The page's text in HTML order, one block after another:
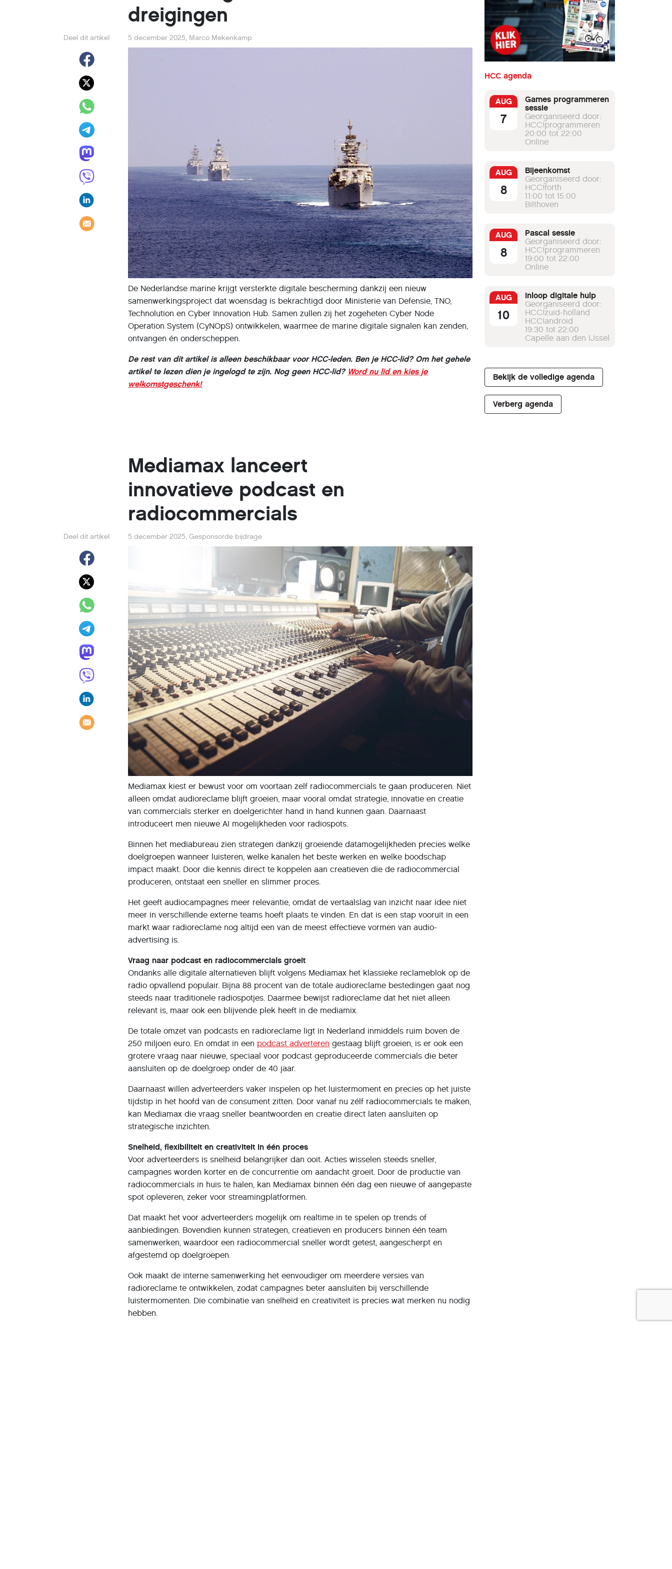
dreigingen
Deel dit artikel 5 december 2025, Marco Mekenkamp
De Nederlandse marine krijgt versterkte digitale bescherming dankzij een nieuw
samenwerkingsproject dat woensdag is bekrachtigd door Ministerie van Defensie, TNO,
Technolution en Cyber Innovation Hub. Samen zullen zij het zogeheten Cyber Node
Operation System (CyNOpS) ontwikkelen, waarmee de marine digitale signalen kan zenden,
ontvangen én onderscheppen.
De rest van dit artikel is alleen beschikbaar voor HCC-leden. Ben je HCC-lid? Om het gehele
artikel te lezen dien je ingelogd te zijn. Nog geen HCC-lid? Word nu lid en kies je
welkomstgeschenk!
Mediamax lanceert
innovatieve podcast en
radiocommercials
Deel dit artikel 5 december 2025,Gesponsorde bijdrage
Mediamax kiest er bewust voor om voortaan zelf radiocommercials te gaan produceren. Niet
alleen omdat audioreclame blijft groeien, maar vooral omdat strategie, innovatie en creatie
van commercials sterker en doelgerichter hand in hand kunnen gaan. Daarnaast
introduceert men nieuwe AI mogelijkheden voor radiospots.
Binnen het mediabureau zien strategen dankzij groeiende datamogelijkheden precies welke
doelgroepen wanneer luisteren, welke kanalen het beste werken en welke boodschap
impact maakt. Door die kennis direct te koppelen aan creatieven die de radiocommercial
produceren, ontstaat een sneller en slimmer proces.
Het geeft audiocampagnes meer relevantie, omdat de vertaalslag van inzicht naar idee niet
meer in verschillende externe teams hoeft plaats te vinden. En dat is een stap vooruit in een
markt waar radioreclame nog altijd een van de meest effectieve vormen van audio-
advertising is.
Vraag naar podcast en radiocommercials groeit
Ondanks alle digitale alternatieven blijft volgens Mediamax het klassieke reclameblok op de
radio opvallend populair. Bijna 88 procent van de totale audioreclame bestedingen gaat nog
steeds naar traditionele radiospotjes. Daarmee bewijst radioreclame dat het niet alleen
relevant is, maar ook een blijvende plek heeft in de mediamix.
De totale omzet van podcasts en radioreclame ligt in Nederland inmiddels ruim boven de
250 miljoen euro. En omdat in een podcast adverteren gestaag blijft groeien, is er ook een
grotere vraag naar nieuwe, speciaal voor podcast geproduceerde commercials die beter
aansluiten op de doelgroep onder de 40 jaar.
Daarnaast willen adverteerders vaker inspelen op het luistermoment en precies op het juiste
tijdstip in het hoofd van de consument zitten. Door vanaf nu zélf radiocommercials te maken,
kan Mediamax die vraag sneller beantwoorden en creatie direct laten aansluiten op
strategische inzichten.
Snelheid, flexibiliteit en creativiteit in één proces
Voor adverteerders is snelheid belangrijker dan ooit. Acties wisselen steeds sneller,
campagnes worden korter en de concurrentie om aandacht groeit. Door de productie van
radiocommercials in huis te halen, kan Mediamax binnen één dag een nieuwe of aangepaste
spot opleveren, zeker voor streamingplatformen.
Dat maakt het voor adverteerders mogelijk om realtime in te spelen op trends of
aanbiedingen. Bovendien kunnen strategen, creatieven en producers binnen één team
samenwerken, waardoor een radiocommercial sneller wordt getest, aangescherpt en
afgestemd op doelgroepen.
Ook maakt de interne samenwerking het eenvoudiger om meerdere versies van
radioreclame te ontwikkelen, zodat campagnes beter aansluiten bij verschillende
luistermomenten. Die combinatie van snelheid en creativiteit is precies wat merken nu nodig
hebben.
HCC agenda
AUG
7
Games programmeren
sessie
Georganiseerd door:
HCC!programmeren
20:00 tot 22:00
Online
AUG
8
Bijeenkomst
Georganiseerd door:
HCC!forth
11:00 tot 15:00
Bilthoven
AUG
8
Pascal sessie
Georganiseerd door:
HCC!programmeren
19:00 tot 22:00
Online
AUG
10
Inloop digitale hulp
Georganiseerd door:
HCC!zuid-holland
HCC!android
19:30 tot 22:00
Capelle aan den IJssel
Bekijk de volledige agenda
Verberg agenda